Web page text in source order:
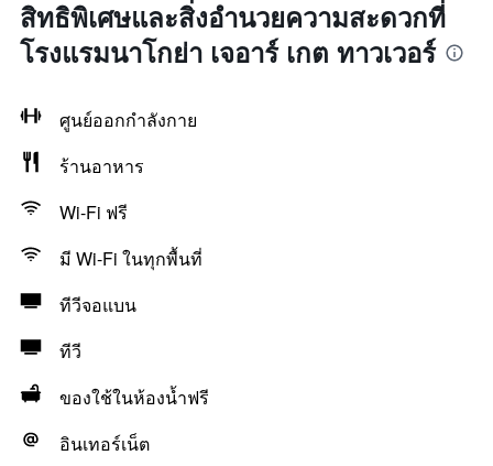
สิทธิพิเศษและสิ่งอำนวยความสะดวกที่
โรงแรมนาโกย่า เจอาร์ เกต ทาวเวอร์
ศูนย์ออกกำลังกาย
ร้านอาหาร
Wi-Fi ฟรี
มี Wi-Fi ในทุกพื้นที่
ทีวีจอแบน
ทีวี
ของใช้ในห้องน้ำฟรี
อินเทอร์เน็ต